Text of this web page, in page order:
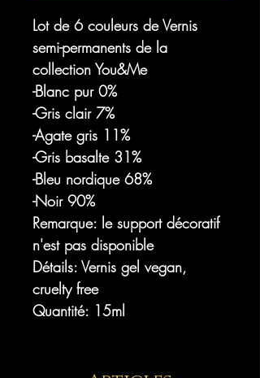
Lot de 6 couleurs de Vernis
semi-permanents de la
collection You&Me
-Blanc pur 0%
-Gris clair 7%
-Agate gris 11%
-Gris basalte 31%
-Bleu nordique 68%
-Noir 90%
Remarque: le support décoratif
n'est pas disponible
Détails: Vernis gel vegan,
cruelty free
Quantité: 15ml